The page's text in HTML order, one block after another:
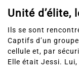
Unité d’élite,
Ils se sont
Captifs d’un
cellule et, par
Elle était Jessi. Lui,